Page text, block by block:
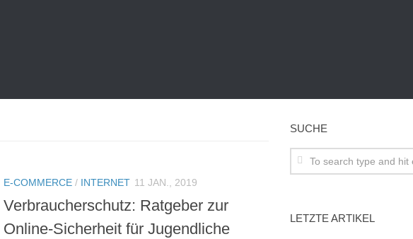
E-COMMERCE / INTERNET 11 JAN., 2019
Verbraucherschutz: Ratgeber zur
Online-Sicherheit für Jugendliche
SUCHE
LETZTE ARTIKEL